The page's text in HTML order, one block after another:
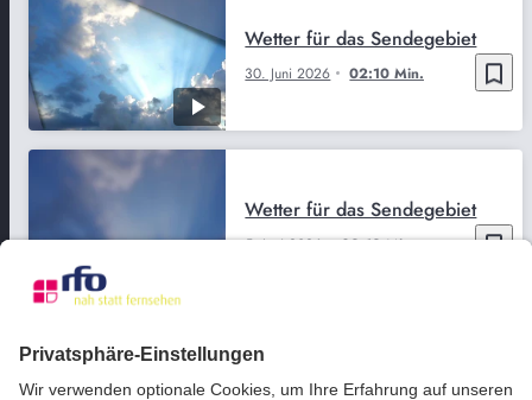
bookmark_border
30. Juni 2026 02:10 Min.
Wetter für das Sendegebiet
bookmark_border
5. Juni 2026 02:12 Min.
Wetter für das Sendegebiet
Wetter für das Sendegebiet